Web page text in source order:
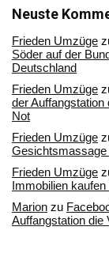
Archiv
Neuste
Frieden Umzüge
Söder auf der
Deutschland
Frieden Umzüge
der Auffangstation
Not
Frieden Umzüge
Gesichtsmassage
Frieden Umzüge
Immobilien
Marion zu
Auffangstation die